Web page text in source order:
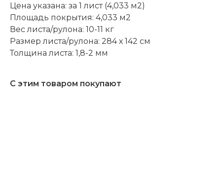
Цена указана: за 1 лист (4,033 м2)
Площадь покрытия: 4,033 м2
Вес листа/рулона: 10-11 кг
Размер листа/рулона: 284 х 142 см
Толщина листа: 1,8-2 мм
С этим товаром покупают